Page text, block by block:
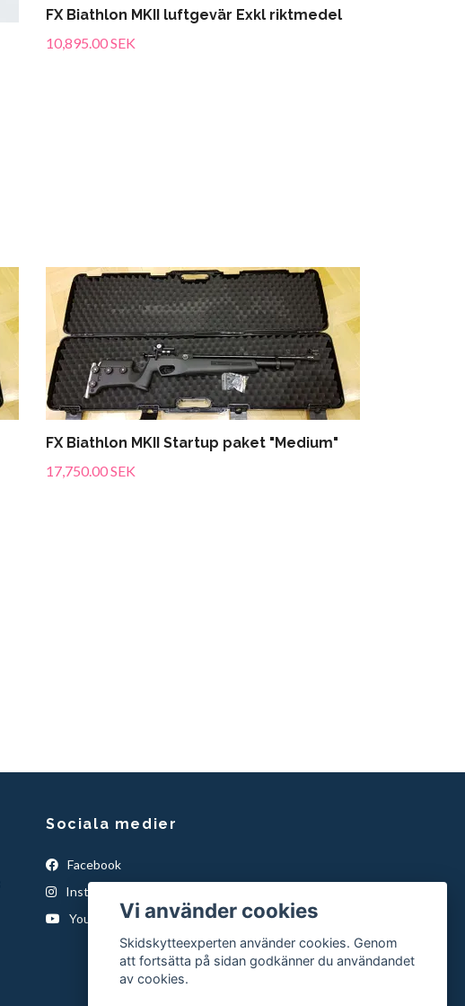
FX Biathlon MKII luftgevär Exkl riktmedel
10,895.00 SEK
FX Biathlon MKII Startup paket "Medium"
17,750.00 SEK
Sociala medier
Facebook
Instagram
YouTube Vi använder cookies
Skidskytteexperten använder cookies. Genom
att fortsätta på sidan godkänner du användandet
av cookies.